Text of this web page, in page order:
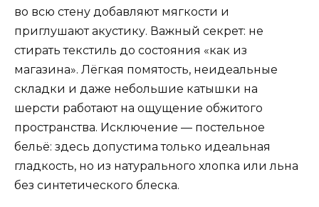
во всю стену добавляют мягкости и
приглушают акустику. Важный секрет: не
стирать текстиль до состояния «как из
магазина». Лёгкая помятость, неидеальные
складки и даже небольшие катышки на
шерсти работают на ощущение обжитого
пространства. Исключение — постельное
бельё: здесь допустима только идеальная
гладкость, но из натурального хлопка или льна
без синтетического блеска.